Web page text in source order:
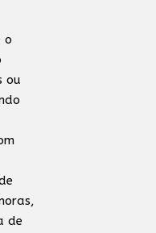
o
ou
de